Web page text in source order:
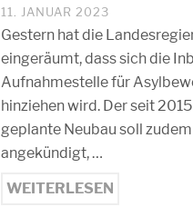
11. JANUAR 2023
Gestern hat die
eingeräumt, dass sich die
Aufnahmestelle für
hinziehen wird. Der seit
geplante Neubau soll
angekündigt, …
WEITERLESEN